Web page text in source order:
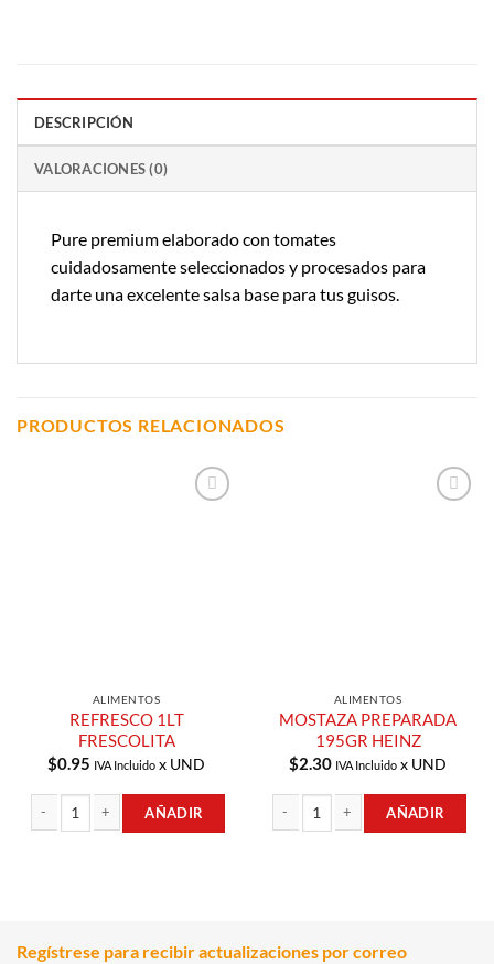
DESCRIPCIÓN
VALORACIONES (0)
Pure premium elaborado con tomates
cuidadosamente seleccionados y procesados para
darte una excelente salsa base para tus guisos.
PRODUCTOS RELACIONADOS
ALIMENTOS
REFRESCO 1LT
FRESCOLITA
$0.95 IVA Incluido x UND
AÑADIR
ALIMENTOS
MOSTAZA PREPARADA
195GR HEINZ
$2.30 IVA Incluido x UND
AÑADIR
Regístrese para recibir actualizaciones por correo